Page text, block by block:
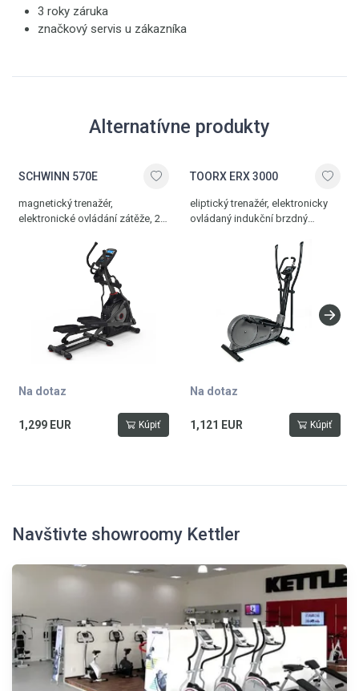
3 roky záruka
značkový servis u zákazníka
Alternatívne produkty
SCHWINN 570E
magnetický trenažér,
elektronické ovládání zátěže, 25
délka kroku 50,8 cm,
elektronicky nastavitelný sklon
pojezdu, Bluetooth rozhraní,
paměť pro 4 osoby, USB port,
audio in pro MP3, 3-rychlostní
ventilátor, vestavěné
reproduktory, nosnost 136 kg
Na dotaz
1,299 EUR Kúpiť
TOORX ERX 3000
eliptický trenažér, elektronicky
ovládaný indukční brzdný
kroku 40 cm, bohatá
programová nabídka, paměť
pro 4 osoby, Bluetooth rozhraní,
18 kg setrvačník, nosnost 160
Na dotaz
1,121 EUR Kúpiť
Navštivte showroomy Kettler